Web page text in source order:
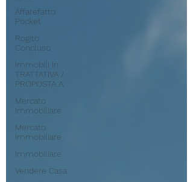
Affarefatto
Pocket
Rogito
Concluso
Immobili In
TRATTATIVA /
PROPOSTA A
Mercato
Immobiliare
Mercato
Immobiliare
Immobiliare
Vendere Casa